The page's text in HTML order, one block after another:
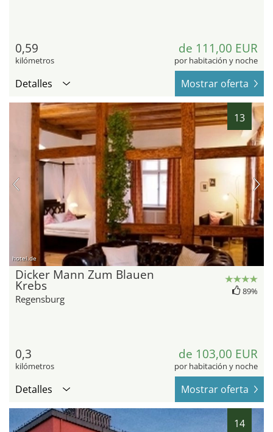
0,59
kilómetros
de 111,00 EUR
por habitación y noche
Detalles Mostrar oferta
13
hotel.de
Dicker Mann Zum Blauen
Krebs
Regensburg
89%
0,3
kilómetros
de 103,00 EUR
por habitación y noche
Detalles Mostrar oferta
14